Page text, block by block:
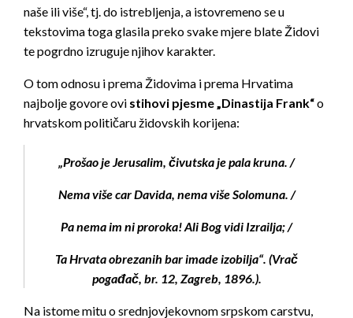
naše ili više“, tj. do istrebljenja, a istovremeno se u
tekstovima toga glasila preko svake mjere blate Židovi
te pogrdno izruguje njihov karakter.
O tom odnosu i prema Židovima i prema Hrvatima
najbolje govore ovi stihovi pjesme „Dinastija Frank“o
hrvatskom političaru židovskih korijena:
„Pro­šao je Jerusalim, čivutska je pala kruna. /
Nema više car Davida, nema više Solomuna. /
Pa nema im ni proroka! Ali Bog vidi Izrailja; /
Ta Hrvata obre­zanih bar imade izobilja“. (Vrač
pogađač, br. 12, Zagreb, 1896.).
Na istome mitu o srednjovjekovnom srpskom carstvu,